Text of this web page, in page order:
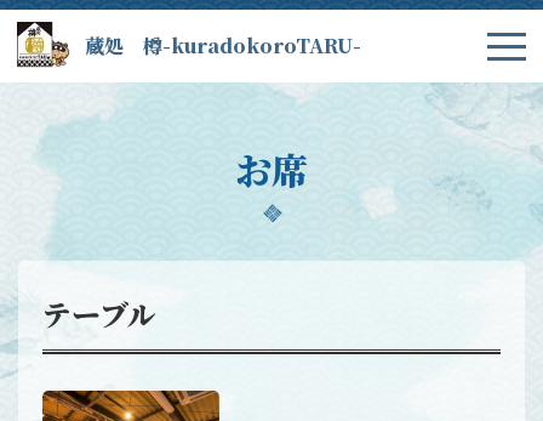
蔵処 樽-kuradokoroTARU-
お席
テーブル